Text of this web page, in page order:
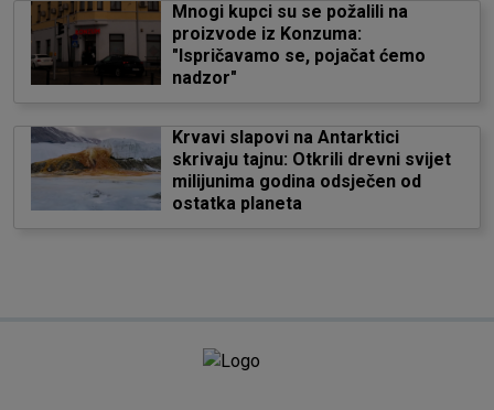
Mnogi kupci su se požalili na
proizvode iz Konzuma:
"Ispričavamo se, pojačat ćemo
nadzor"
Krvavi slapovi na Antarktici
skrivaju tajnu: Otkrili drevni svijet
milijunima godina odsječen od
ostatka planeta